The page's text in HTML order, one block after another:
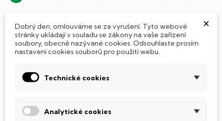
Přidat Microsoft Office Plus ➡️ 499,- ×
Dobrý den, omlouváme se za vyrušení. Tyto webové
stránky ukládají v souladu se zákony na vaše zařízení
soubory, obecně nazývané cookies. Odsouhlaste prosím
nastavení cookies souborů pro použití webu.
Technické cookies
Analytické cookies